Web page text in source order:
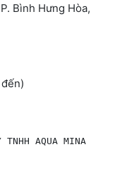
Bình Hưng Hòa,
AQUA MINA